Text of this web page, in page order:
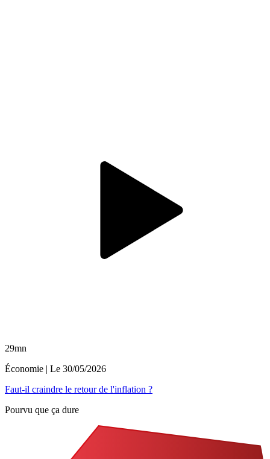
29mn
Économie | Le 30/05/2026
Faut-il craindre le retour de l'inflation ?
Pourvu que ça dure